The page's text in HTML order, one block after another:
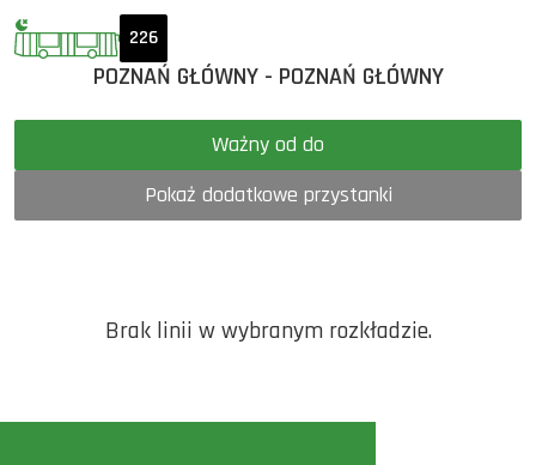
226
POZNAŃ GŁÓWNY - POZNAŃ GŁÓWNY
Ważny od do
Pokaż dodatkowe przystanki
Brak linii w wybranym rozkładzie.